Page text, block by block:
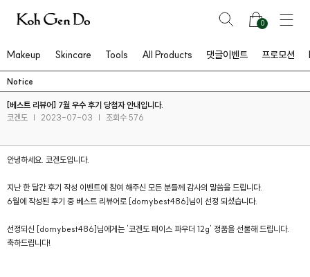
0
Makeup Skincare Tools All Products 댓글이벤트 프로모션
Notice
[베스트 리뷰어] 7월 우수 후기 당첨자 안내입니다.
코겐도 | 2023-07-03 | 조회수 576
안녕하세요. 코겐도입니다.
지난 한 달간 후기 작성 이벤트에 참여 해주신 모든 분들께 감사의 말씀을 드립니다.
6월에 작성된 후기 중 베스트 리뷰어로 [domybest486]님이 선정 되셨습니다.
선정되신 [domybest486]님에게는 '코겐도 페이스 파우더 12g' 정품을 선물해 드립니다.
축하드립니다!